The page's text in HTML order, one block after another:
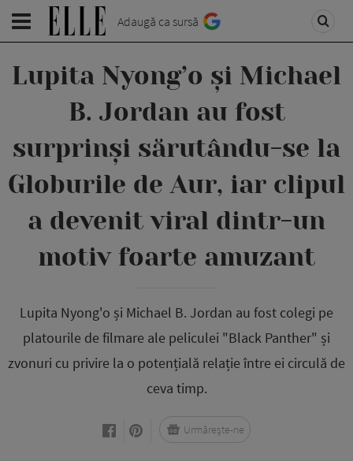
Adaugă ca sursă
Lupita Nyong’o și Michael
B. Jordan au fost
surprinși sărutându-se la
Globurile de Aur, iar clipul
a devenit viral dintr-un
motiv foarte amuzant
Lupita Nyong'o și Michael B. Jordan au fost colegi pe
platourile de filmare ale peliculei "Black Panther" și
zvonuri cu privire la o potențială relație între ei circulă de
ceva timp.
Urmărește-ne